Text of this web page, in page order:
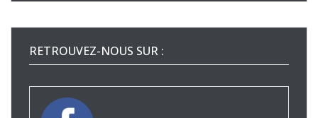
RETROUVEZ-NOUS SUR :